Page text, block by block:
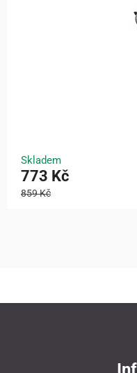
Skladem
773 Kč
859 Kč